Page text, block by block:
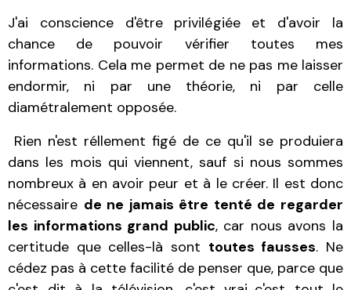
J'ai conscience d'être privilégiée et d'avoir la
chance de pouvoir vérifier toutes mes
informations. Cela me permet de ne pas me laisser
endormir, ni par une théorie, ni par celle
diamétralement opposée.
Rien n'est réllement figé de ce qu'il se produiera
dans les mois qui viennent, sauf si nous sommes
nombreux à en avoir peur et à le créer. Il est donc
nécessaire de ne jamais être tenté de regarder
les informations grand public, car nous avons la
certitude que celles-là sont toutes fausses. Ne
cédez pas à cette facilité de penser que, parce que